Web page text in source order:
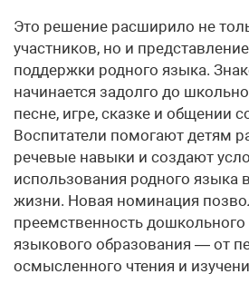
Это решение расширило не
участников, но и
поддержки родного языка.
начинается задолго до
песне, игре, сказке и общении
Воспитатели помогают детям
речевые навыки и создают
использования родного языка
жизни. Новая номинация
преемственность
языкового образования — от
осмысленного чтения и